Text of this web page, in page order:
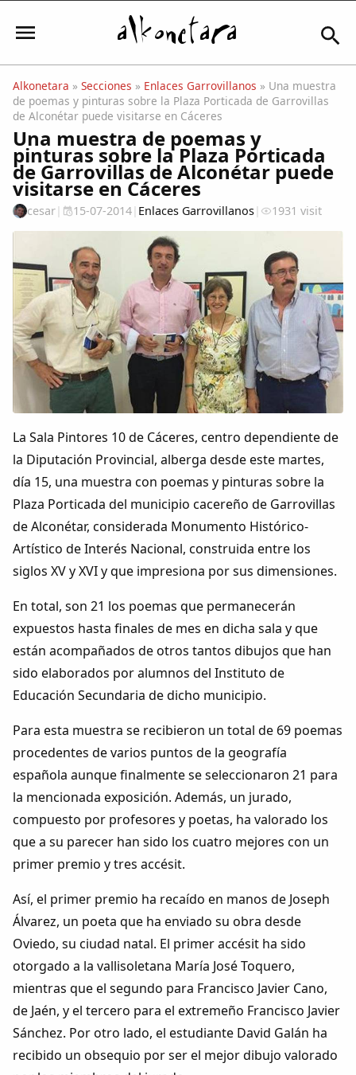
Iniciar sesión
Mi Cuenta
El Tiempo
Actualidad
Comunidad
Colaboradores
AlkoTV
Biblioteca
Periódico Alconétar
Foros
Diccionario
Traductor
Cancionero Local
Peñas
La palra
Modo oscuro
Alkonetara » Secciones » Enlaces Garrovillanos » Una muestra
de poemas y pinturas sobre la Plaza Porticada de Garrovillas
de Alconétar puede visitarse en Cáceres
Una muestra de poemas y
pinturas sobre la Plaza Porticada
de Garrovillas de Alconétar puede
visitarse en Cáceres
cesar| 15-07-2014| Enlaces Garrovillanos| 1931 visit
La Sala Pintores 10 de Cáceres, centro dependiente de
la Diputación Provincial, alberga desde este martes,
día 15, una muestra con poemas y pinturas sobre la
Plaza Porticada del municipio cacereño de Garrovillas
de Alconétar, considerada Monumento Histórico-
Artístico de Interés Nacional, construida entre los
siglos XV y XVI y que impresiona por sus dimensiones.
En total, son 21 los poemas que permanecerán
expuestos hasta finales de mes en dicha sala y que
están acompañados de otros tantos dibujos que han
sido elaborados por alumnos del Instituto de
Educación Secundaria de dicho municipio.
Para esta muestra se recibieron un total de 69 poemas
procedentes de varios puntos de la geografía
española aunque finalmente se seleccionaron 21 para
la mencionada exposición. Además, un jurado,
compuesto por profesores y poetas, ha valorado los
que a su parecer han sido los cuatro mejores con un
primer premio y tres accésit.
Así, el primer premio ha recaído en manos de Joseph
Álvarez, un poeta que ha enviado su obra desde
Oviedo, su ciudad natal. El primer accésit ha sido
otorgado a la vallisoletana María José Toquero,
mientras que el segundo para Francisco Javier Cano,
de Jaén, y el tercero para el extremeño Francisco Javier
Sánchez. Por otro lado, el estudiante David Galán ha
recibido un obsequio por ser el mejor dibujo valorado